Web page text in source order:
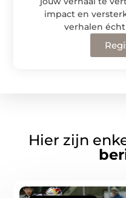
impact en
verhalen
Hier zijn